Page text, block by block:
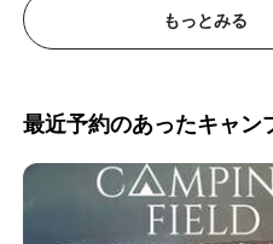
もっとみる
最近予約のあったキャン